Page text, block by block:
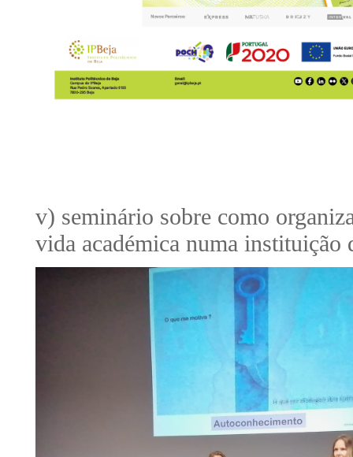
v) seminário sobre como
vida académica numa instituição